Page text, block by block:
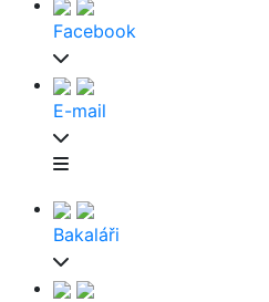
Facebook
E-mail
Bakaláři